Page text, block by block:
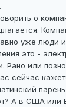
о
уже люди
это -
Рано или
сейчас
А в США или